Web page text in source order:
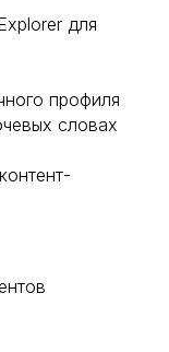
для
профиля
словах